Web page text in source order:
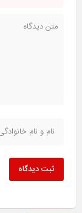
ثبت دیدگاه